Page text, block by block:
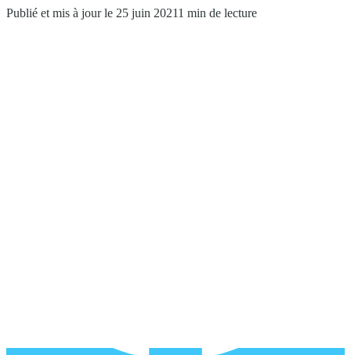
Publié et mis à jour le 25 juin 20211 min de lecture